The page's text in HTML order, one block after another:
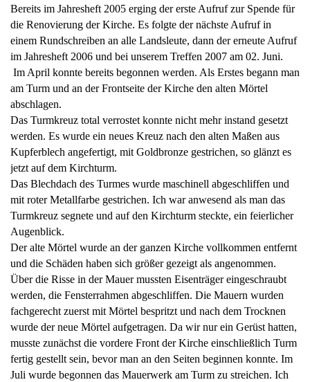
Bereits im Jahresheft 2005 erging der erste Aufruf zur Spende für
die Renovierung der Kirche. Es folgte der nächste Aufruf in
einem Rundschreiben an alle Landsleute, dann der erneute Aufruf
im Jahresheft 2006 und bei unserem Treffen 2007 am 02. Juni.
Im April konnte bereits begonnen werden. Als Erstes begann man
am Turm und an der Frontseite der Kirche den alten Mörtel
abschlagen.
Das Turmkreuz total verrostet konnte nicht mehr instand gesetzt
werden. Es wurde ein neues Kreuz nach den alten Maßen aus
Kupferblech angefertigt, mit Goldbronze gestrichen, so glänzt es
jetzt auf dem Kirchturm.
Das Blechdach des Turmes wurde maschinell abgeschliffen und
mit roter Metallfarbe gestrichen. Ich war anwesend als man das
Turmkreuz segnete und auf den Kirchturm steckte, ein feierlicher
Augenblick.
Der alte Mörtel wurde an der ganzen Kirche vollkommen entfernt
und die Schäden haben sich größer gezeigt als angenommen.
Über die Risse in der Mauer mussten Eisenträger eingeschraubt
werden, die Fensterrahmen abgeschliffen. Die Mauern wurden
fachgerecht zuerst mit Mörtel bespritzt und nach dem Trocknen
wurde der neue Mörtel aufgetragen. Da wir nur ein Gerüst hatten,
musste zunächst die vordere Front der Kirche einschließlich Turm
fertig gestellt sein, bevor man an den Seiten beginnen konnte. Im
Juli wurde begonnen das Mauerwerk am Turm zu streichen. Ich